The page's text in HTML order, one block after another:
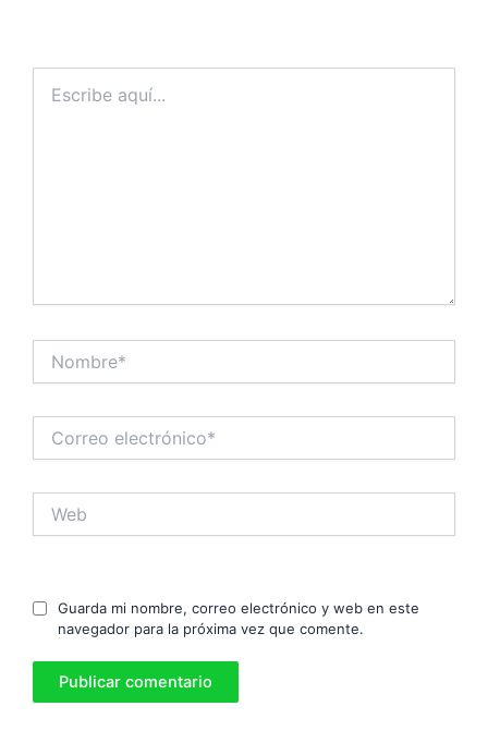
aquí...
electrónico*
Guarda mi nombre, correo electrónico y web en este
navegador para la próxima vez que comente.